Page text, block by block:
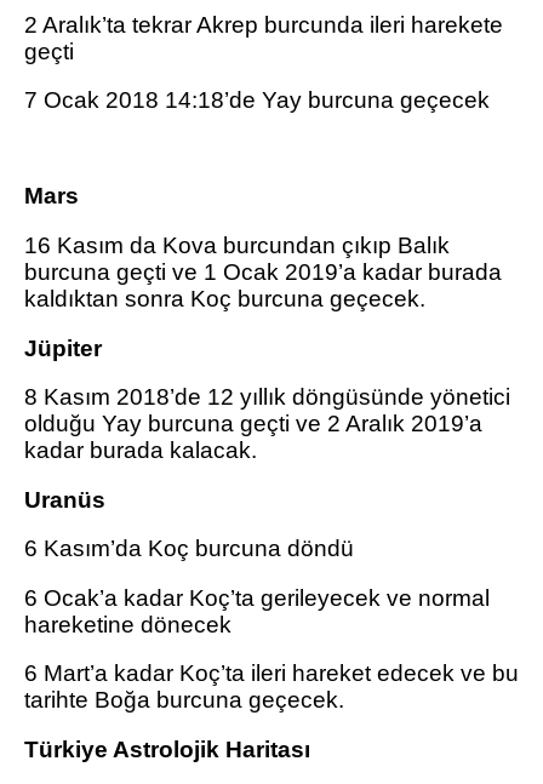
2 Aralık’ta tekrar Akrep burcunda ileri harekete
geçti
7 Ocak 2018 14:18’de Yay burcuna geçecek
Mars
16 Kasım da Kova burcundan çıkıp Balık
burcuna geçti ve 1 Ocak 2019’a kadar burada
kaldıktan sonra Koç burcuna geçecek.
Jüpiter
8 Kasım 2018’de 12 yıllık döngüsünde yönetici
olduğu Yay burcuna geçti ve 2 Aralık 2019’a
kadar burada kalacak.
Uranüs
6 Kasım’da Koç burcuna döndü
6 Ocak’a kadar Koç’ta gerileyecek ve normal
hareketine dönecek
6 Mart’a kadar Koç’ta ileri hareket edecek ve bu
tarihte Boğa burcuna geçecek.
Türkiye Astrolojik Haritası